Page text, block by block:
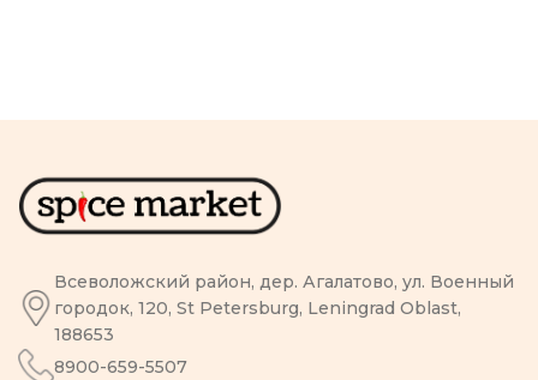
Всеволожский район, дер. Агалатово, ул. Военный
городок, 120, St Petersburg, Leningrad Oblast,
188653
8900-659-5507